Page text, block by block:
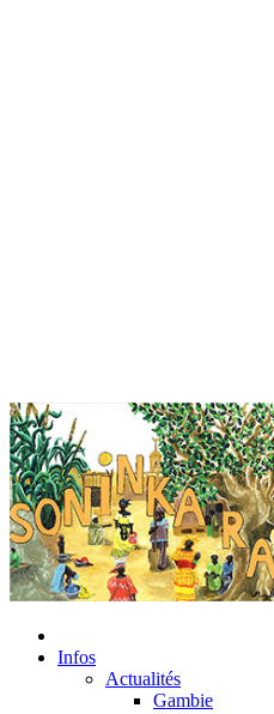
Infos
Actualités
Gambie